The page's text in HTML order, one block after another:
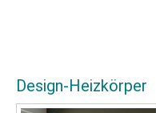
Design-Heizkörper